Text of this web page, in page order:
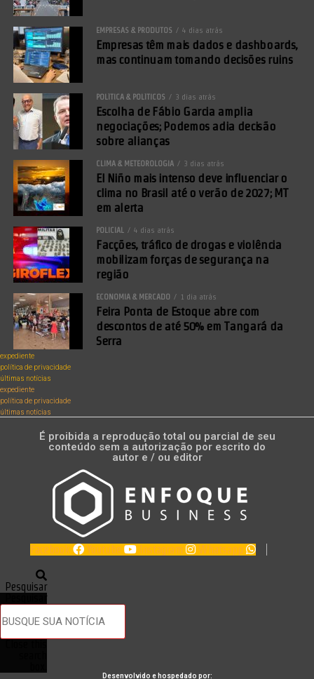
EMPRESAS & PRODUTOS 4 dias atrás
Empresas têm mais dados e dashboards,
mas continuam tomando decisões ruins
POLÍTICA & POLÍTICOS 3 dias atrás
Escolha de Fábio Garcia amplia
negociações; Podemos adia decisão
sobre alianças
CLIMA & METEOROLOGIA 3 dias atrás
El Niño mais intenso deve influenciar o
clima no Brasil até o verão de 2027; MT
em alerta
POLICIAL 4 dias atrás
Facções, tráfico de drogas e violência
mobilizam forças de segurança na
região
ECONOMIA & MERCADO 1 dia atrás
Feira Ponta de Estoque abre com
descontos de até 50% em Tangará da
Serra
expediente
política de privacidade
últimas notícias
expediente
política de privacidade
últimas notícias
É proibida a reprodução total ou parcial de seu
conteúdo sem a autorização por escrito do
autor e / ou editor
Facebook Youtube Instagram Whatsapp
Pesquisar
Pesquisar
Desenvolvido e hospedado por: